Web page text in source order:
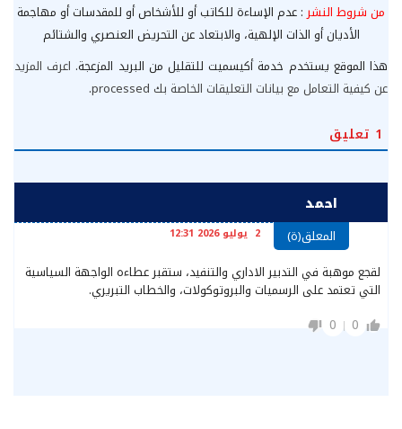
من شروط النشر: عدم الإساءة للكاتب أو للأشخاص أو للمقدسات أو مهاجمة
الأديان أو الذات الإلهية، والابتعاد عن التحريض العنصري والشتائم
هذا الموقع يستخدم خدمة أكيسميت للتقليل من البريد المزعجة. اعرف المزيد
عن كيفية التعامل مع بيانات التعليقات الخاصة بك processed
.
1 تعليق
احمد
المعلق(ة) 2 يوليو 2026 12:31
لقجع موهبة في التدبير الاداري والتنفيد، ستقبر عطاءه الواجهة السياسية
التي تعتمد على الرسميات والبروتوكولات، والخطاب التبريري.
0
0